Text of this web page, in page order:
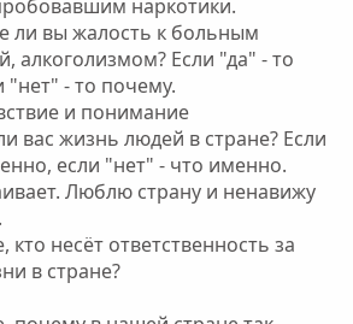
наркотики.
ли вы жалость к больным
алкоголизмом? Если "да" - то
"нет" - то почему.
и понимание
вас жизнь людей в стране? Если
если "нет" - что именно.
Люблю страну и ненавижу
кто несёт ответственность за
в стране?